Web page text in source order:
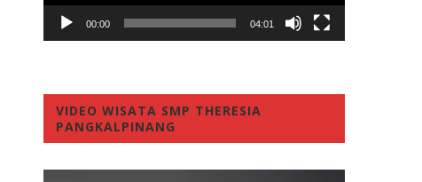
00:00 04:01
VIDEO WISATA SMP THERESIA
PANGKALPINANG